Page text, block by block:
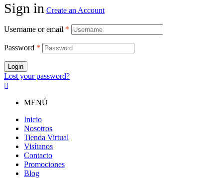
Sign in Create an Account
Username or email *
Password *
Login
Lost your password?
MENÚ
Inicio
Nosotros
Tienda Virtual
Visítanos
Contacto
Promociones
Blog